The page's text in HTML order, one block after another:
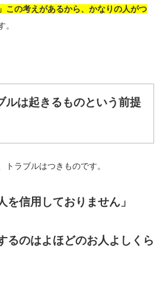
この考えがあるから、かなりの人がつ
。
ルは起きるものという前提
トラブルはつきものです。
を信用しておりません」
るのはよほどのお人よしくら